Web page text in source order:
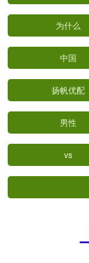
为什么
中国
扬帆优配
男性
vs